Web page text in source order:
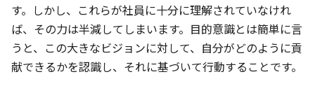
す。しかし、これらが社員に十分に理解されていなけれ
ば、その力は半減してしまいます。目的意識とは簡単に言
うと、この大きなビジョンに対して、自分がどのように貢
献できるかを認識し、それに基づいて行動することです。